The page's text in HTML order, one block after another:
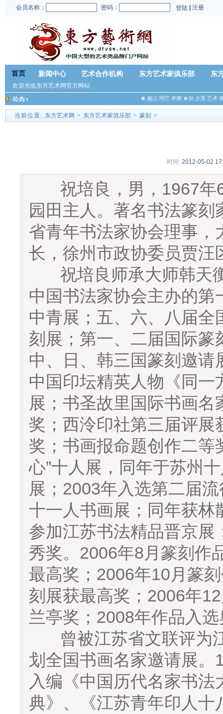
会员名称： 密码： 登陆| 注册
首页 新闻中心 艺术合作机构 东方艺术家俱乐部 东
欢迎光临东方艺术网官方网站
施云翔艺术展 ■ 狄少英艺术展 ■
当前位置: 东方艺术网 > 东方艺术家俱乐部 > 篆刻 >
时间: 2012-05-02
祝培良，男，1967年6
园田主人。著名书法篆
省青年书法家协会理事
长，徐州市政协委员
祝培良师承大师韩天
中国书法家协会主办的
中青展；五、六、八届
刻展；第一、二届国际
中、日、韩三国篆刻邀
中国印坛精英人物《同
展；书圣故里国际书画
奖；西泠印社第三届评展
奖；书画报命题创作二等
心”十人展，同年于苏州
展；2003年入选第二届
十一人书画展；同年获
参加江苏书法精品晋京
秀奖。2006年8月篆刻作
最高奖；2006年10月篆
刻展获最高奖；2006年
兰亭奖；2008年作品入
曾被江苏省文联评为
划全国书画名家邀请展
入编《中国历代名家书
典》、《江苏青年印人十